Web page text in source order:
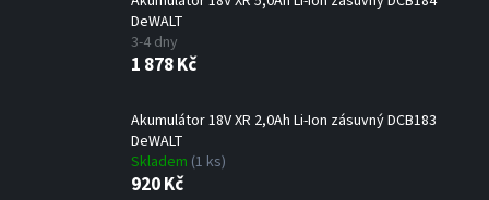
DeWALT
3-4 dny
1 878 Kč
Akumulátor 18V XR 2,0Ah Li-Ion zásuvný DCB183
DeWALT
Skladem (1 ks)
920 Kč